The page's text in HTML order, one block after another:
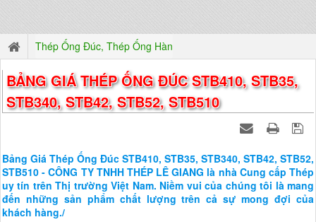
Thép Ống Đúc, Thép Ống Hàn
BẢNG GIÁ THÉP ỐNG ĐÚC STB410, STB35,
STB340, STB42, STB52, STB510
Bảng Giá Thép Ống Đúc STB410, STB35, STB340, STB42, STB52,
STB510 - CÔNG TY TNHH THÉP LÊ GIANG là nhà Cung cấp Thép
uy tín trên Thị trường Việt Nam. Niềm vui của chúng tôi là mang
đến những sản phẩm chất lượng trên cả sự mong đợi của
khách hàng./